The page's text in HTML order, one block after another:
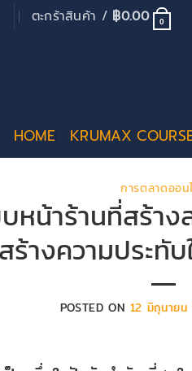
ตะกร้าสินค้า / ฿0.00 0
HOME KRUMAX
การตลาดออน
หน้าร้านที่สร้า
สร้างความประทั
POSTED ON 12 มิถุนาย